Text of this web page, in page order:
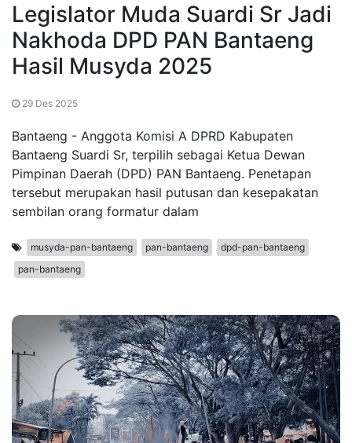
Legislator Muda Suardi Sr Jadi
Nakhoda DPD PAN Bantaeng
Hasil Musyda 2025
29 Des 2025
Bantaeng - Anggota Komisi A DPRD Kabupaten
Bantaeng Suardi Sr, terpilih sebagai Ketua Dewan
Pimpinan Daerah (DPD) PAN Bantaeng. Penetapan
tersebut merupakan hasil putusan dan kesepakatan
sembilan orang formatur dalam
musyda-pan-bantaeng pan-bantaeng
dpd-pan-bantaeng
pan-bantaeng